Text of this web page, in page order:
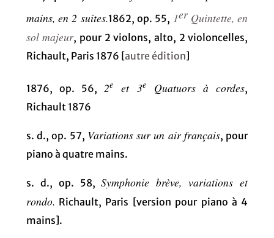
mains, en 2 suites.1862, op. 55, 1erQuintette, en
sol majeur, pour 2 violons, alto, 2 violoncelles,
Richault, Paris 1876 [autre édition]
1876, op. 56, 2e et 3e Quatuors à cordes,
Richault 1876
s. d., op. 57, Variations sur un air français, pour
piano à quatre mains.
s. d., op. 58,Symphonie brève, variations et
rondo. Richault, Paris [version pour piano à 4
mains].